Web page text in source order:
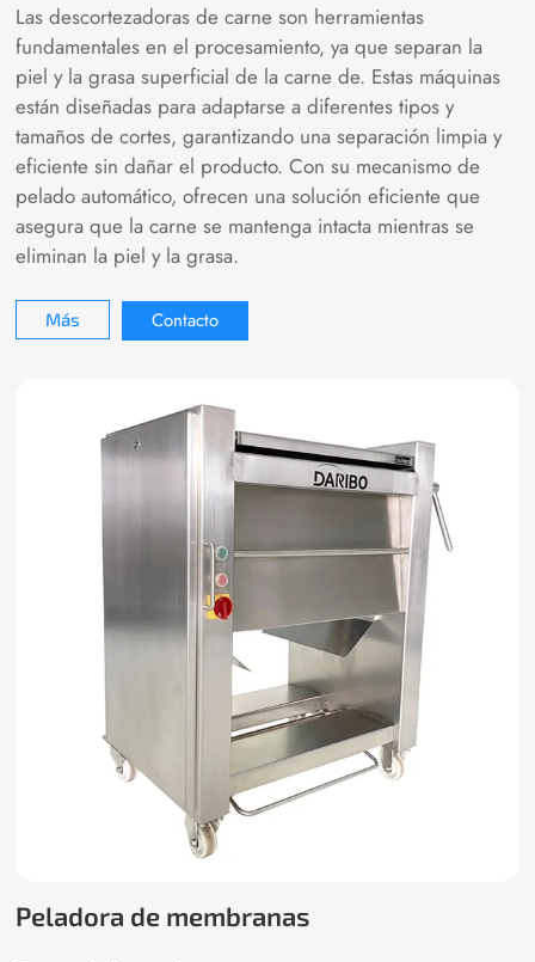
Las descortezadoras de carne son herramientas
fundamentales en el procesamiento, ya que separan la
piel y la grasa superficial de la carne de. Estas máquinas
están diseñadas para adaptarse a diferentes tipos y
tamaños de cortes, garantizando una separación limpia y
eficiente sin dañar el producto. Con su mecanismo de
pelado automático, ofrecen una solución eficiente que
asegura que la carne se mantenga intacta mientras se
eliminan la piel y la grasa.
Más Contacto
Peladora de membranas